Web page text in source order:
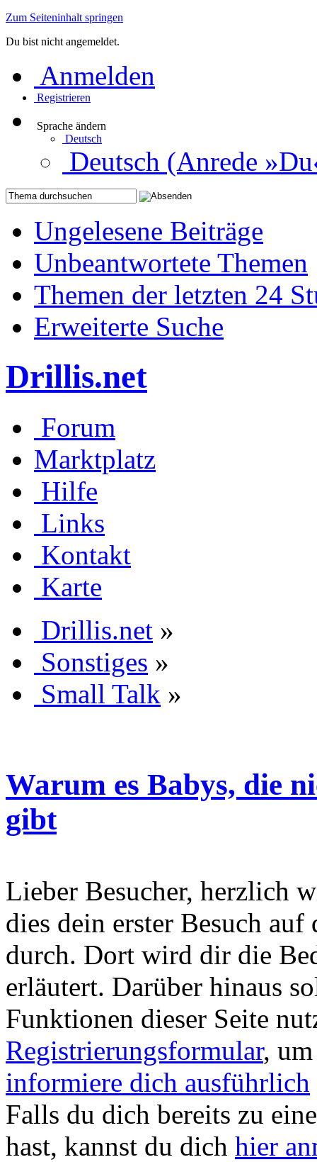
Zum Seiteninhalt springen
Du bist nicht angemeldet.
Anmelden
Registrieren
Sprache ändern
Deutsch
Deutsch (Anrede
Ungelesene Beiträge
Unbeantwortete Themen
Themen der letzten 24
Erweiterte Suche
Drillis.net
Forum
Marktplatz
Hilfe
Links
Kontakt
Karte
Drillis.net »
Sonstiges »
Small Talk »
Warum es Babys, die
gibt
Lieber Besucher, herzlich
dies dein erster Besuch
durch. Dort wird dir die
erläutert. Darüber hinaus
Funktionen dieser Seite
Registrierungsformular,
informiere dich ausführlich
Falls du dich bereits zu
hast, kannst du dich hier